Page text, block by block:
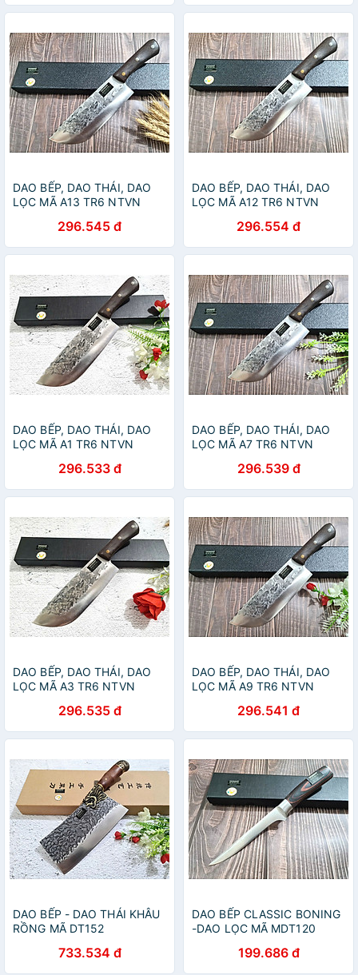
DAO BẾP, DAO THÁI, DAO
LỌC MÃ A13 TR6 NTVN
296.545 đ
DAO BẾP, DAO THÁI, DAO
LỌC MÃ A12 TR6 NTVN
296.554 đ
DAO BẾP, DAO THÁI, DAO
LỌC MÃ A1 TR6 NTVN
296.533 đ
DAO BẾP, DAO THÁI, DAO
LỌC MÃ A7 TR6 NTVN
296.539 đ
DAO BẾP, DAO THÁI, DAO
LỌC MÃ A3 TR6 NTVN
296.535 đ
DAO BẾP, DAO THÁI, DAO
LỌC MÃ A9 TR6 NTVN
296.541 đ
DAO BẾP - DAO THÁI KHÂU
RỒNG MÃ DT152
733.534 đ
DAO BẾP CLASSIC BONING
-DAO LỌC MÃ MDT120
199.686 đ